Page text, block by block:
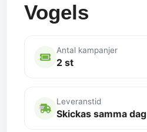
Vogels
Antal kampanjer
2 st
Leveranstid
Skickas samma dag